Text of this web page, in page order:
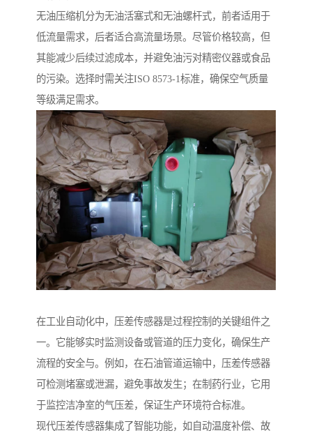
无油压缩机分为无油活塞式和无油螺杆式，前者适用于
低流量需求，后者适合高流量场景。尽管价格较高，但
其能减少后续过滤成本，并避免油污对精密仪器或食品
的污染。选择时需关注ISO 8573-1标准，确保空气质量
等级满足需求。
在工业自动化中，压差传感器是过程控制的关键组件之
一。它能够实时监测设备或管道的压力变化，确保生产
流程的安全与。例如，在石油管道运输中，压差传感器
可检测堵塞或泄漏，避免事故发生；在制药行业，它用
于监控洁净室的气压差，保证生产环境符合标准。
现代压差传感器集成了智能功能，如自动温度补偿、故